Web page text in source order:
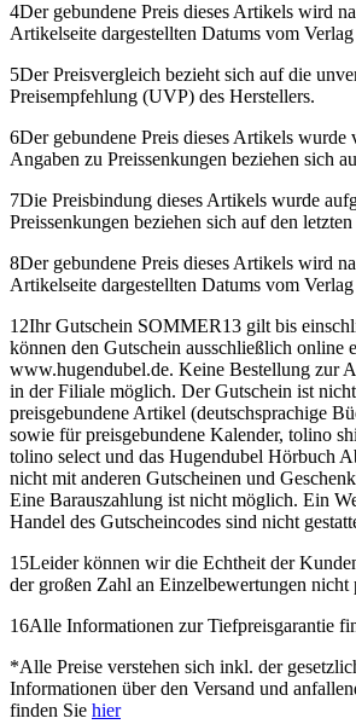
4Der gebundene Preis dieses Artikels wird
Artikelseite dargestellten Datums vom Verlag
5Der Preisvergleich bezieht sich auf die
Preisempfehlung (UVP) des Herstellers.
6Der gebundene Preis dieses Artikels wurde
Angaben zu Preissenkungen beziehen sich
7Die Preisbindung dieses Artikels wurde
Preissenkungen beziehen sich auf den
8Der gebundene Preis dieses Artikels wird
Artikelseite dargestellten Datums vom Verlag
12Ihr Gutschein SOMMER13 gilt bis
können den Gutschein ausschließlich online
www.hugendubel.de. Keine Bestellung zur
in der Filiale möglich. Der Gutschein ist
preisgebundene Artikel (deutschsprachige
sowie für preisgebundene Kalender, tolino
tolino select und das Hugendubel Hörbuch
nicht mit anderen Gutscheinen und
Eine Barauszahlung ist nicht möglich. Ein
Handel des Gutscheincodes sind nicht
15Leider können wir die Echtheit der
der großen Zahl an Einzelbewertungen nicht
16Alle Informationen zur Tiefpreisgarantie
*Alle Preise verstehen sich inkl. der
Informationen über den Versand und
finden Sie hier